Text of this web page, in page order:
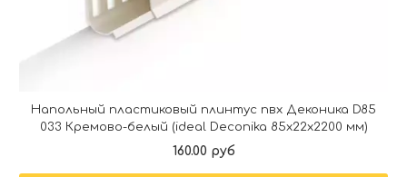
Напольный пластиковый плинтус пвх Деконика D85
033 Кремово-белый (ideal Deconika 85х22х2200 мм)
160.00 руб